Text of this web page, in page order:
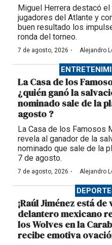
Miguel Herrera destacó
jugadores del Atlante y
buen resultado los
ronda del torneo.
7 de agosto, 2026 · Alejandro
La Casa de los
¿quién ganó la
nominado sale de la
agosto ?
La Casa de los Famosos
revela al ganador de la
nominado que sale de la
7 de agosto.
7 de agosto, 2026 · Alejandro
¡Raúl Jiménez está de
delantero mexicano
los Wolves en la
recibe emotiva